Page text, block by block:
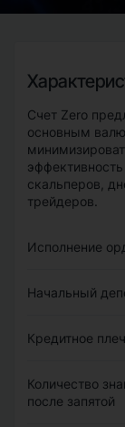
Счет Zero
основным
скальперов,
трейдеров.
Исполнение
Начальный
Кредитное
Количество
после запятой